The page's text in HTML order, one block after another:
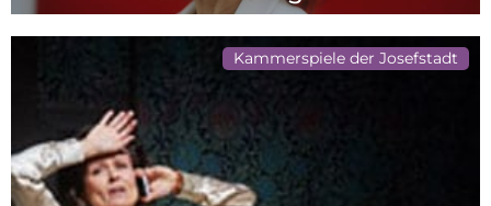
Kammerspiele der Josefstadt